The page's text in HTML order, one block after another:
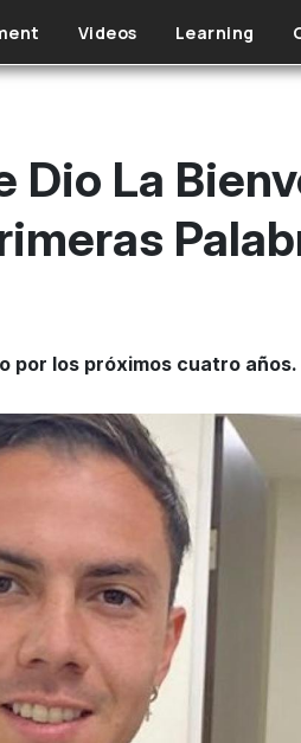
Videos Learning
Dio La
por los próximos cuatro años.